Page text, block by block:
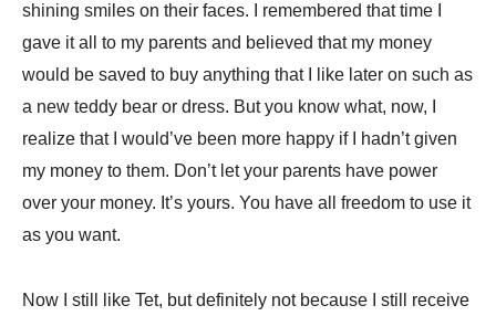
shining smiles on their faces. I remembered that time I
gave it all to my parents and believed that my money
would be saved to buy anything that I like later on such as
a new teddy bear or dress. But you know what, now, I
realize that I would’ve been more happy if I hadn’t given
my money to them. Don’t let your parents have power
over your money. It’s yours. You have all freedom to use it
as you want.
Now I still like Tet, but definitely not because I still receive